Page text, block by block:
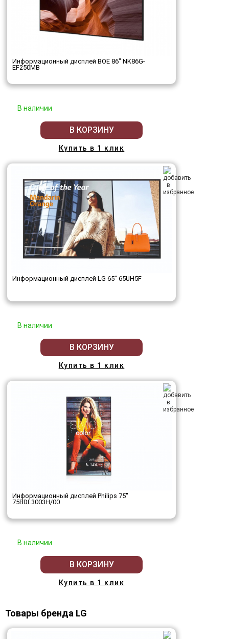
Информационный дисплей BOE 86" NK86G-
EF250MB
В наличии
В КОРЗИНУ
Купить в 1 клик
Информационный дисплей LG 65" 65UH5F
В наличии
В КОРЗИНУ
Купить в 1 клик
Информационный дисплей Philips 75"
75BDL3003H/00
В наличии
В КОРЗИНУ
Купить в 1 клик
Товары бренда LG